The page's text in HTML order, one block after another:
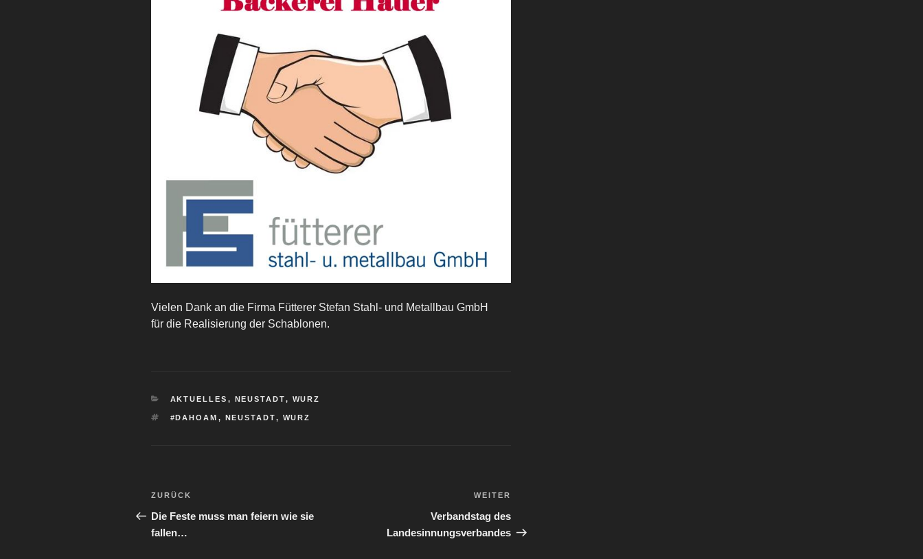
Vielen Dank an die Firma Fütterer Stefan Stahl- und Metallbau GmbH
für die Realisierung der Schablonen.
KATEGORIEN
AKTUELLES , NEUSTADT, WURZ
SCHLAGWÖRTER
#DAHOAM , NEUSTADT, WURZ
Beitragsnavigation
Vorheriger
Beitrag
ZURÜCK
Die Feste muss man feiern wie sie
fallen…
Beitrag
WEITER
Verbandstag des
Landesinnungsverbandes